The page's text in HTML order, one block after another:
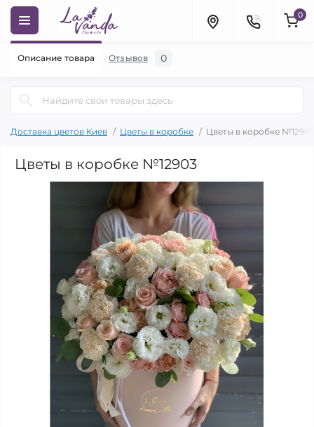
0
Доставка цветов Киев Цветы в коробке Цветы в коробке №12903
Цветы в коробке №12903
Описание товара Отзывов 0